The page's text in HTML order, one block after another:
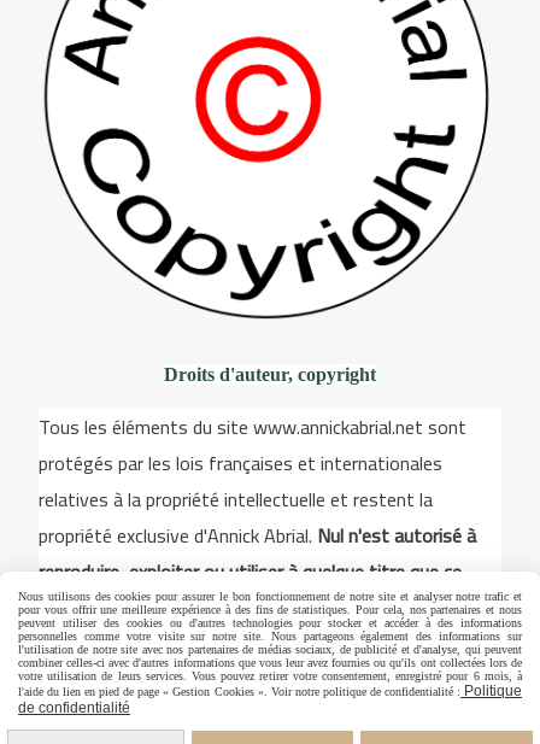
Droits d'auteur, copyright
Tous les éléments du site www.annickabrial.net sont
protégés par les lois françaises et internationales
relatives à la propriété intellectuelle et restent la
propriété exclusive d'Annick Abrial. Nul n'est autorisé à
reproduire, exploiter ou utiliser à quelque titre que ce
soit, même partiellement, les illustrations, les dessins,
les modèles pour la broderie, les éléments du site. Toute
utilisation est strictement interdite sans un accord écrit
exprès de Annick Abrial
Nous utilisons des cookies pour assurer le bon fonctionnement de notre site et analyser notre trafic et
pour vous offrir une meilleure expérience à des fins de statistiques. Pour cela, nos partenaires et nous
peuvent utiliser des cookies ou d'autres technologies pour stocker et accéder à des informations
personnelles comme votre visite sur notre site. Nous partageons également des informations sur
l'utilisation de notre site avec nos partenaires de médias sociaux, de publicité et d'analyse, qui peuvent
combiner celles-ci avec d'autres informations que vous leur avez fournies ou qu'ils ont collectées lors de
votre utilisation de leurs services. Vous pouvez retirer votre consentement, enregistré pour 6 mois, à
l'aide du lien en pied de page « Gestion Cookies ». Voir notre politique de confidentialité : Politique
de confidentialité